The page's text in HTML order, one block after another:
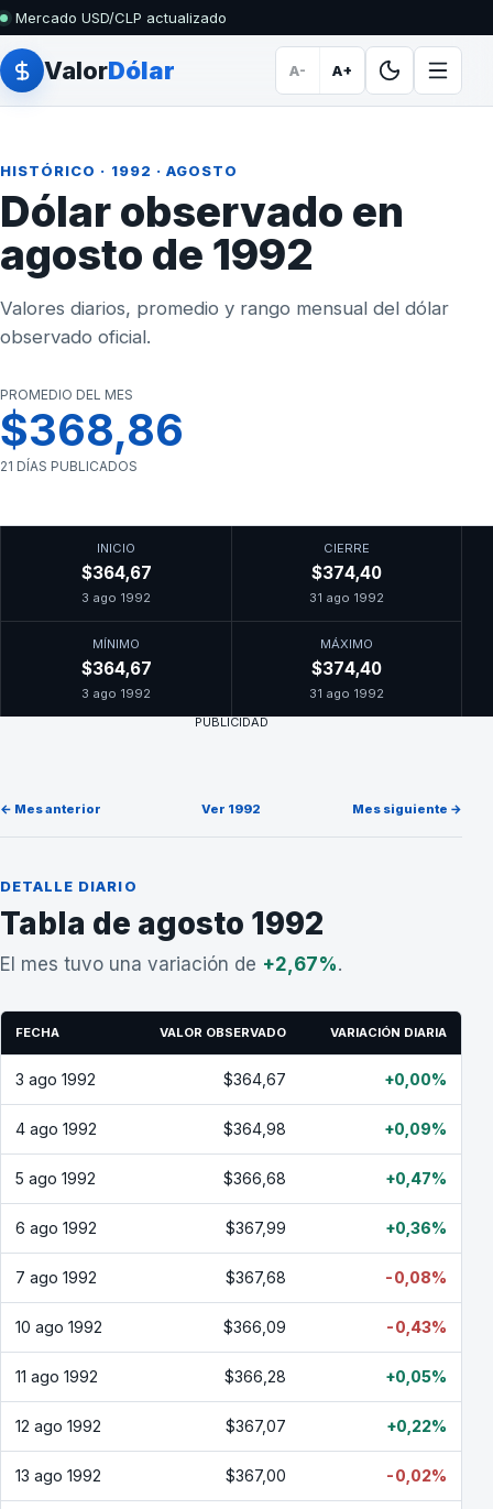
Mercado USD/CLP actualizado
ValorDólar A- A+
HISTÓRICO · 1992 · AGOSTO
Dólar observado en
agosto de 1992
Valores diarios, promedio y rango mensual del dólar
observado oficial.
PROMEDIO DEL MES
$368,86
21 DÍAS PUBLICADOS
INICIO
$364,67
3 ago 1992
CIERRE
$374,40
31 ago 1992
MÍNIMO
$364,67
3 ago 1992
MÁXIMO
$374,40
31 ago 1992
PUBLICIDAD
← Mes anterior Ver 1992 Mes siguiente →
DETALLE DIARIO
Tabla de agosto 1992
El mes tuvo una variación de +2,67%.
FECHA VALOR OBSERVADO VARIACIÓN DIARIA
3 ago 1992 $364,67 +0,00%
4 ago 1992 $364,98 +0,09%
5 ago 1992 $366,68 +0,47%
6 ago 1992 $367,99 +0,36%
7 ago 1992 $367,68 -0,08%
10 ago 1992 $366,09 -0,43%
11 ago 1992 $366,28 +0,05%
12 ago 1992 $367,07 +0,22%
13 ago 1992 $367,00 -0,02%